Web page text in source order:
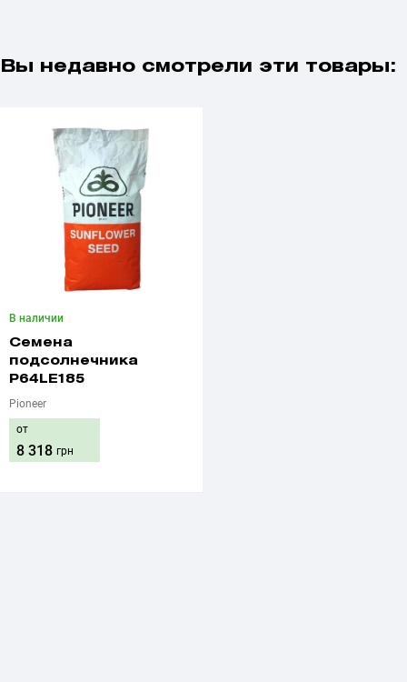
Вы недавно смотрели эти товары:
В наличии
Семена
подсолнечника
P64LE185
Pioneer
от
8 318 грн